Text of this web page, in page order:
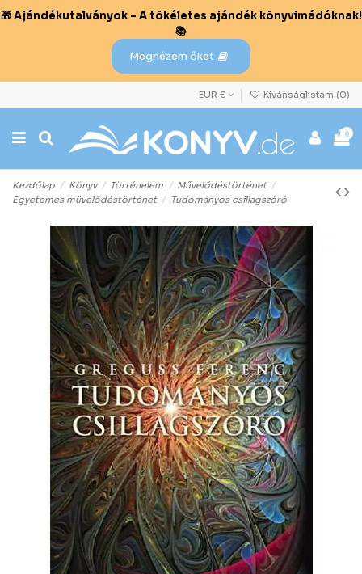
🎁 Ajándékutalványok – A tökéletes ajándék könyvimádóknak!
📚
Megnézem őket
EUR € Kívánságlistám (0)
0
Kezdőlap Könyv Történelem
Művelődéstörténet
Egyetemes művelődéstörténet
Tudományos csillagszóró